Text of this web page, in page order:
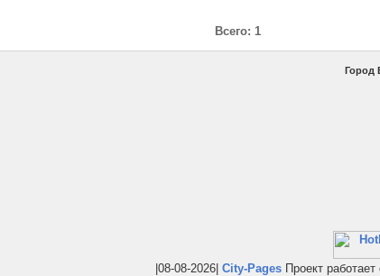
Всего: 1
Город
|08-08-2026| City-Pages Проект